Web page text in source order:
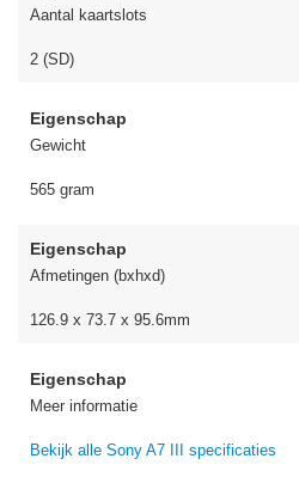
Aantal kaartslots
2 (SD)
Eigenschap
Gewicht
565 gram
Eigenschap
Afmetingen (bxhxd)
126.9 x 73.7 x 95.6mm
Eigenschap
Meer informatie
Bekijk alle Sony A7 III specificaties